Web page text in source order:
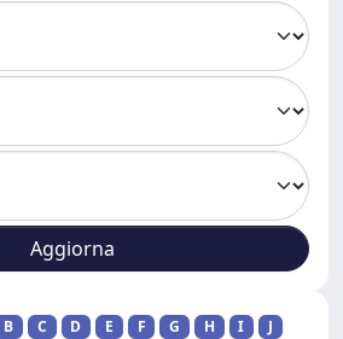
B C D E F G H I
J